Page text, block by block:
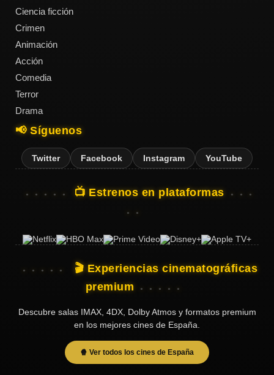
Ciencia ficción
Crimen
Animación
Acción
Comedia
Terror
Drama
📢 Síguenos
Twitter Facebook Instagram YouTube
📺 Estrenos en plataformas
🎬 Experiencias cinematográficas
premium
Descubre salas IMAX, 4DX, Dolby Atmos y formatos premium
en los mejores cines de España.
🍿 Ver todos los cines de España